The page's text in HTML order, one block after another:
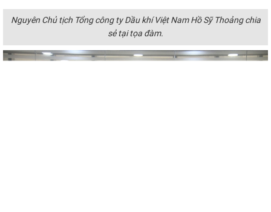
Nguyên Chủ tịch Tổng công ty Dầu khí Việt Nam Hồ Sỹ Thoảng chia
sẻ tại tọa đàm.